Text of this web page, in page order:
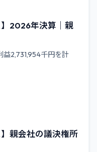
】2026年決算｜親
2,731,954千円を計
親会社の議決権所